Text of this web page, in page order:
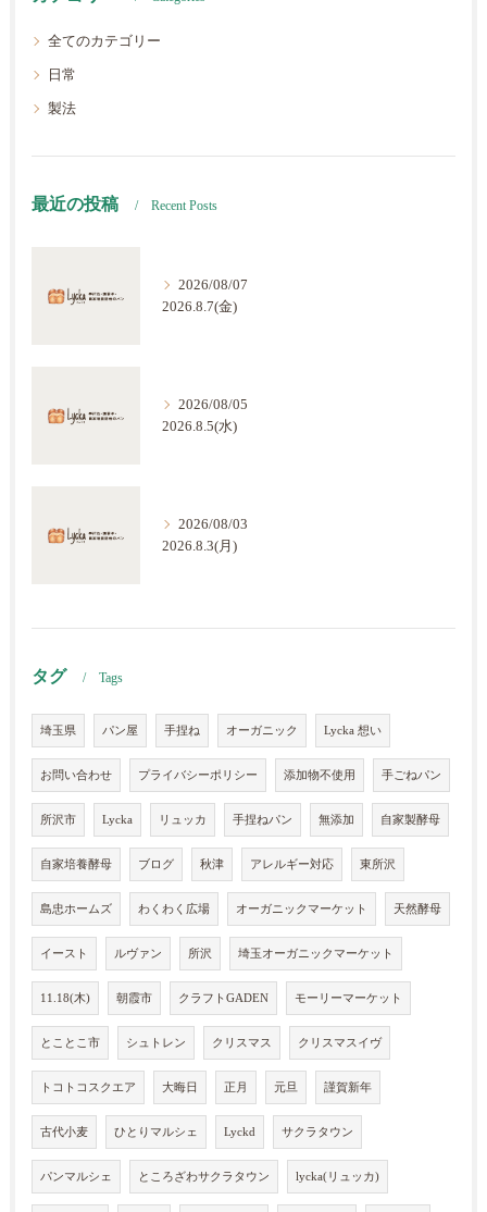
全てのカテゴリー
日常
製法
最近の投稿 Recent Posts
2026/08/07
2026.8.7(金)
2026/08/05
2026.8.5(水)
2026/08/03
2026.8.3(月)
タグ Tags
埼玉県 パン屋 手捏ね オーガニック Lycka 想い
お問い合わせ プライバシーポリシー 添加物不使用 手ごねパン
所沢市 Lycka リュッカ 手捏ねパン 無添加 自家製酵母
自家培養酵母 ブログ 秋津 アレルギー対応 東所沢
島忠ホームズ わくわく広場 オーガニックマーケット 天然酵母
イースト ルヴァン 所沢 埼玉オーガニックマーケット
11.18(木) 朝霞市 クラフトGADEN モーリーマーケット
とことこ市 シュトレン クリスマス クリスマスイヴ
トコトコスクエア 大晦日 正月 元旦 謹賀新年
古代小麦 ひとりマルシェ Lyckd サクラタウン
パンマルシェ ところざわサクラタウン lycka(リュッカ)